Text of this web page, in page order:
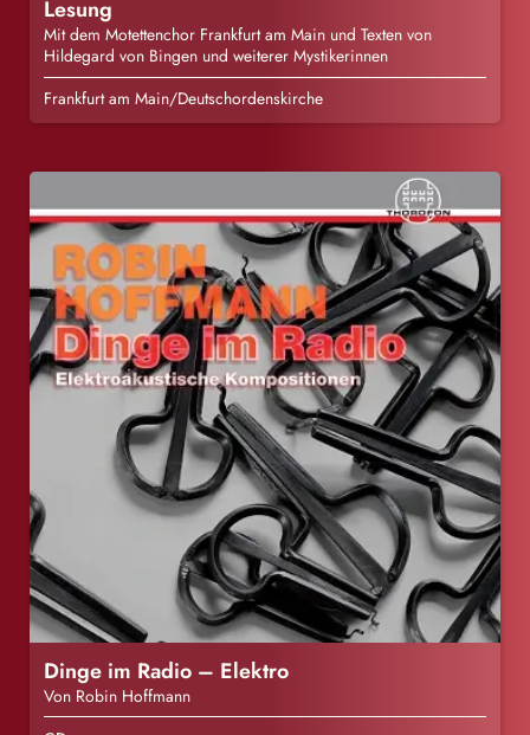
Lesung
Mit dem Motettenchor Frankfurt am Main und Texten von
Hildegard von Bingen und weiterer Mystikerinnen
Frankfurt am Main/Deutschordenskirche
Dinge im Radio – Elektro
Von Robin Hoffmann